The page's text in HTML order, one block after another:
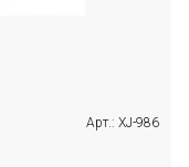
Арт.: XJ-986